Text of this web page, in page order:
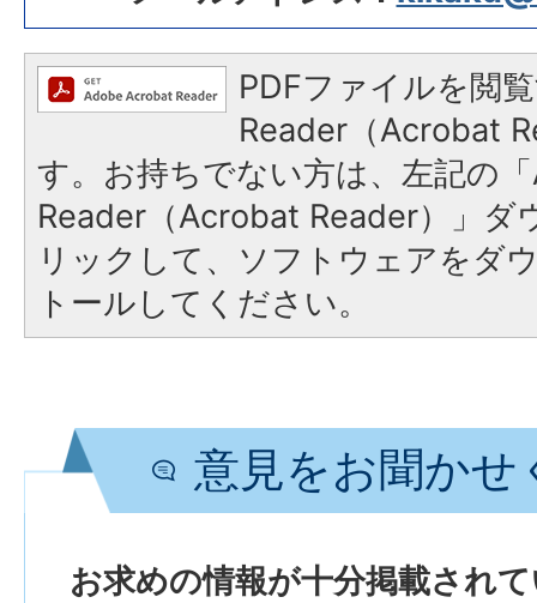
PDFファイルを閲
Reader（Acrobat
す。お持ちでない方は、左記の
Reader（Acrobat Reader）」ダ
リックして、ソフトウェアをダ
トールしてください。
意見をお聞かせ
お求めの情報が十分掲載され